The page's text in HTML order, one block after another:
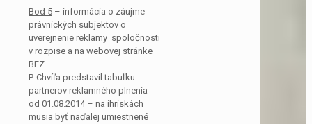
Bod 5 – informácia o záujme
právnických subjektov o
uverejnenie reklamy spoločnosti
v rozpise a na webovej stránke
BFZ
P. Chvíľa predstavil tabuľku
partnerov reklamného plnenia
od 01.08.2014 – na ihriskách
musia byť naďalej umiestnené